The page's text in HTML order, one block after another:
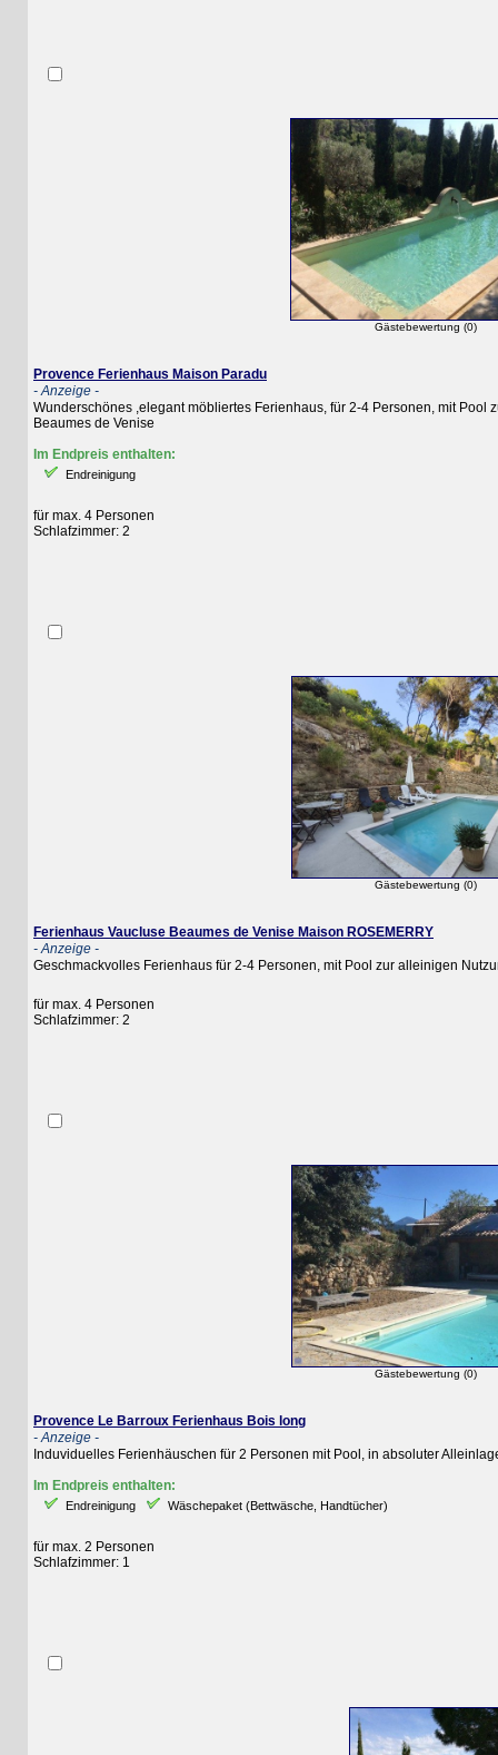
Gästebewertung (0)
Provence Ferienhaus Maison Paradu
- Anzeige -
Wunderschönes ,elegant möbliertes Ferienhaus, für 2-4 Personen, mit Pool zur
Beaumes de Venise
Im Endpreis enthalten:
Endreinigung
für max. 4 Personen
Schlafzimmer: 2
Gästebewertung (0)
Ferienhaus Vaucluse Beaumes de Venise Maison ROSEMERRY
- Anzeige -
Geschmackvolles Ferienhaus für 2-4 Personen, mit Pool zur alleinigen Nutzung
für max. 4 Personen
Schlafzimmer: 2
Gästebewertung (0)
Provence Le Barroux Ferienhaus Bois long
- Anzeige -
Induviduelles Ferienhäuschen für 2 Personen mit Pool, in absoluter Alleinlage
Im Endpreis enthalten:
Endreinigung Wäschepaket (Bettwäsche, Handtücher)
für max. 2 Personen
Schlafzimmer: 1